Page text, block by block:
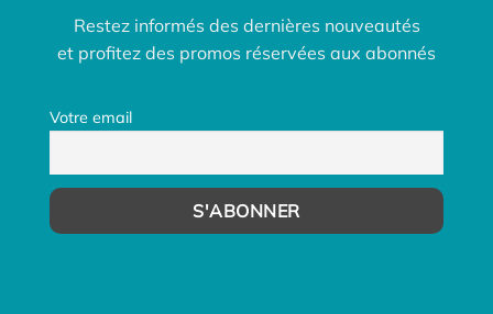
Restez informés des dernières nouveautés
et profitez des promos réservées aux abonnés
Votre email